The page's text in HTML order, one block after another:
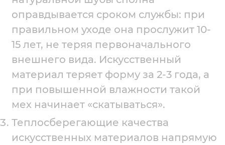
оправдывается сроком службы: при
правильном уходе она прослужит 10-
15 лет, не теряя первоначального
внешнего вида. Искусственный
материал теряет форму за 2-3 года, а
при повышенной влажности такой
мех начинает «скатываться».
Теплосберегающие качества
искусственных материалов напрямую